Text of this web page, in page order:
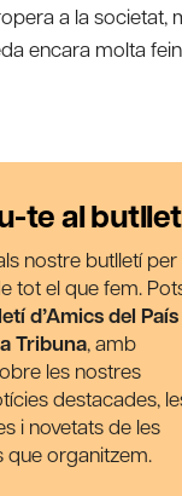
a la societat,
encara molta
te al
nostre butlletí per
tot el que fem.
d’Amics del País
Tribuna, amb
les nostres
destacades,
i novetats de les
que organitzem.